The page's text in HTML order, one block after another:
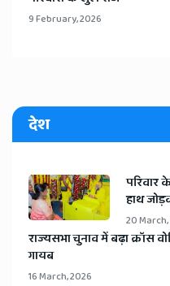
9 February, 2026
देश
​परिवार
हाथ
20
​राज्यसभा चुनाव में बढ़ा क्रॉस
गायब
16 March, 2026